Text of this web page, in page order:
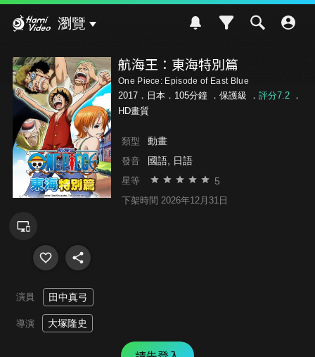
瀏覽
航海王：東海特別篇
One Piece: Episode of East Blue
2017．日本．105分鐘 ． 保護級 ． 評分7.2．
HD畫質
類型 動畫
發音 國語, 日語
星等 5
下架時間 2026年12月31日
演員 田中真弓
導演 大塚隆史